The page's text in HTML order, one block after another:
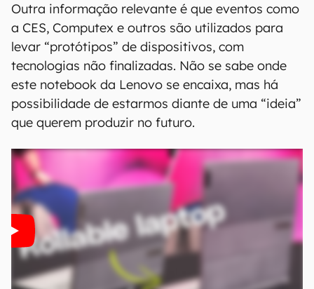
Outra informação relevante é que eventos como
a CES, Computex e outros são utilizados para
levar “protótipos” de dispositivos, com
tecnologias não finalizadas. Não se sabe onde
este notebook da Lenovo se encaixa, mas há
possibilidade de estarmos diante de uma “ideia”
que querem produzir no futuro.